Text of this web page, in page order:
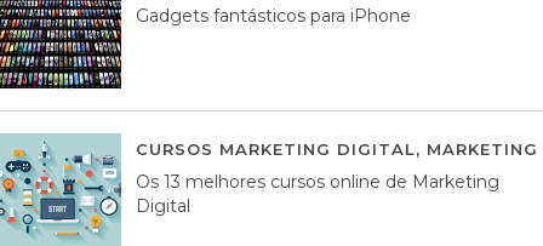
Gadgets fantásticos para iPhone
CURSOS MARKETING DIGITAL,
Os 13 melhores cursos online de Marketing
Digital